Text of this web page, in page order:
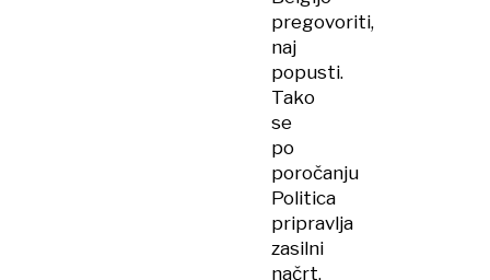
pregovoriti,
naj
popusti.
Tako
se
po
poročanju
Politica
pripravlja
zasilni
načrt,